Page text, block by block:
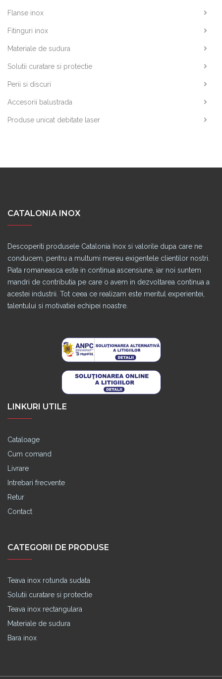
Flanse inox
Fitinguri inox
Materiale de sudura
Solutii curatare si protectie
Perii si discuri
Accesorii balustrada
Produse unicat debitate laser
CATALONIA INOX
Descoperiti produsele Catalonia Inox si valorile dupa care ne
conducem, pentru a multumi mereu exigentele clientilor nostri.
Piata romaneasca este in continua ascensiune, iar noi suntem
mandri de contributia pe care o avem in dezvoltarea continua a
acestei industrii. Tot ceea ce realizam este meritul experientei,
talentului si motivatiei echipei noastre.
LINKURI UTILE
Cataloage
Cum comand
Livrare
Intrebari frecvente
Retur
Contact
CATEGORII DE PRODUSE
Teava inox rotunda sudata
Solutii curatare si protectie
Teava inox rectangulara
Materiale de sudura
Bara inox